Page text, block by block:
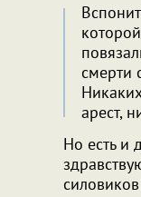
смерти
арест,
Но есть и